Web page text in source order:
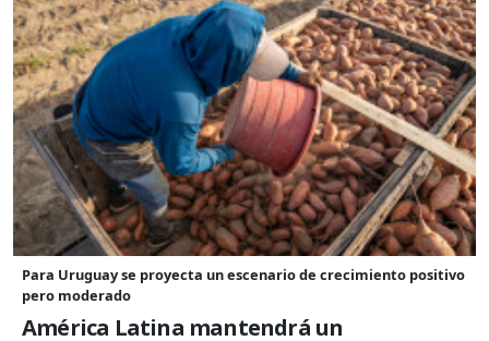
Para Uruguay se proyecta un escenario de crecimiento positivo
pero moderado
América Latina mantendrá un